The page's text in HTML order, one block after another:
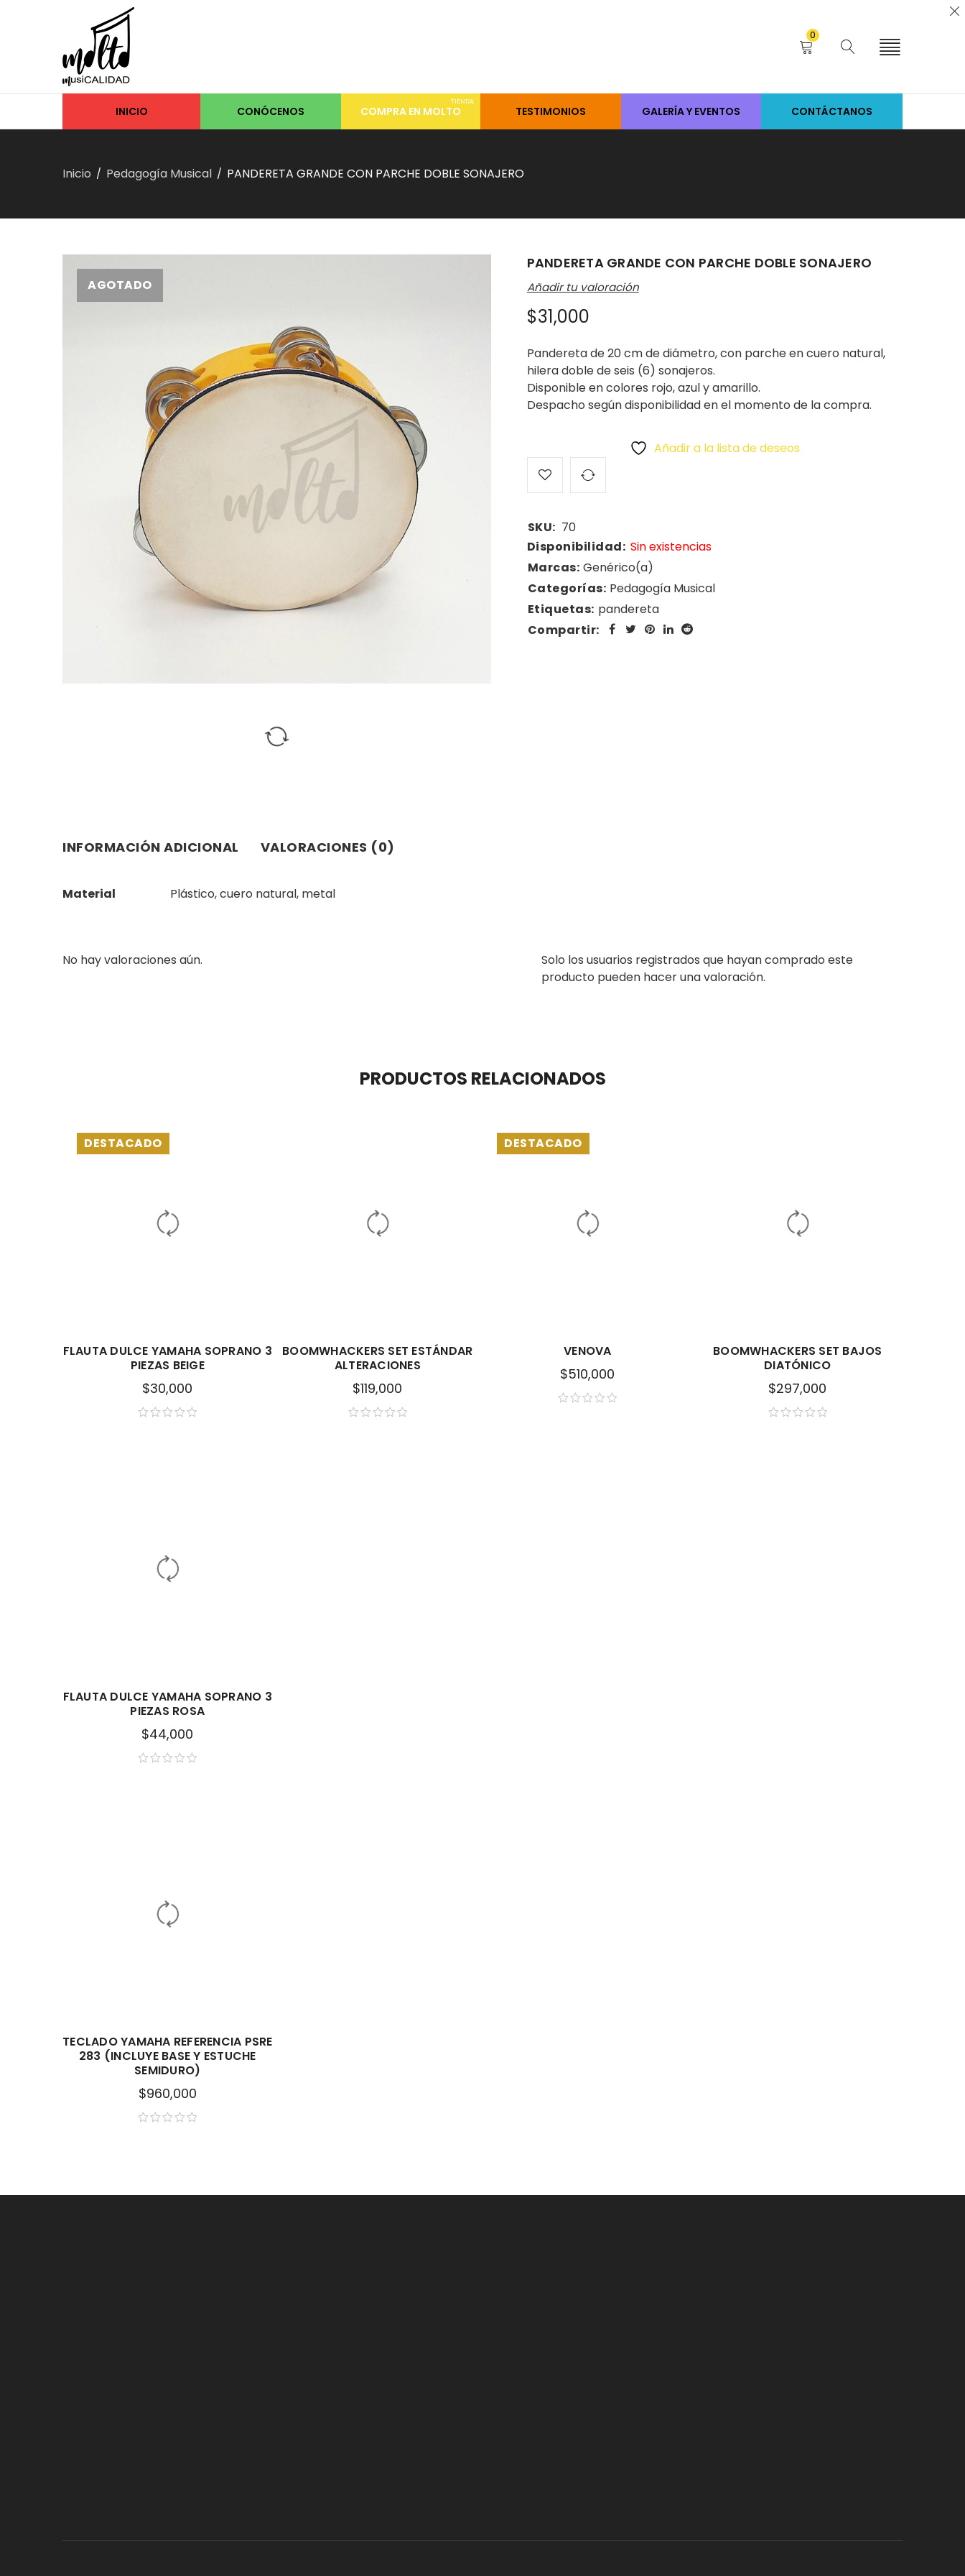
0
INICIO CONÓCENOS COMPRA EN MOLTO
TIENDA
TESTIMONIOS GALERÍA Y EVENTOS CONTÁCTANOS
Inicio / Pedagogía Musical / PANDERETA GRANDE CON PARCHE DOBLE SONAJERO
AGOTADO
PANDERETA GRANDE CON PARCHE DOBLE SONAJERO
Añadir tu valoración
$31,000
Pandereta de 20 cm de diámetro, con parche en cuero natural,
hilera doble de seis (6) sonajeros.
Disponible en colores rojo, azul y amarillo.
Despacho según disponibilidad en el momento de la compra.
Añadir a la lista de deseos
SKU: 70
Disponibilidad: Sin existencias
Marcas: Genérico(a)
Categorías: Pedagogía Musical
Etiquetas: pandereta
Compartir:
INFORMACIÓN ADICIONAL VALORACIONES (0)
Material Plástico, cuero natural, metal
No hay valoraciones aún.
Solo los usuarios registrados que hayan comprado este
producto pueden hacer una valoración.
PRODUCTOS RELACIONADOS
DESTACADO
FLAUTA DULCE YAMAHA SOPRANO 3
PIEZAS BEIGE
$30,000
BOOMWHACKERS SET ESTÁNDAR
ALTERACIONES
$119,000
DESTACADO
VENOVA
$510,000
BOOMWHACKERS SET BAJOS
DIATÓNICO
$297,000
FLAUTA DULCE YAMAHA SOPRANO 3
PIEZAS ROSA
$44,000
TECLADO YAMAHA REFERENCIA PSRE
283 (INCLUYE BASE Y ESTUCHE
SEMIDURO)
$960,000